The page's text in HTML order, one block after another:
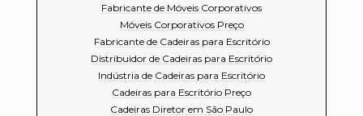
Fabricante de Móveis Corporativos
Móveis Corporativos Preço
Fabricante de Cadeiras para Escritório
Distribuidor de Cadeiras para Escritório
Indústria de Cadeiras para Escritório
Cadeiras para Escritório Preço
Cadeiras Diretor em São Paulo